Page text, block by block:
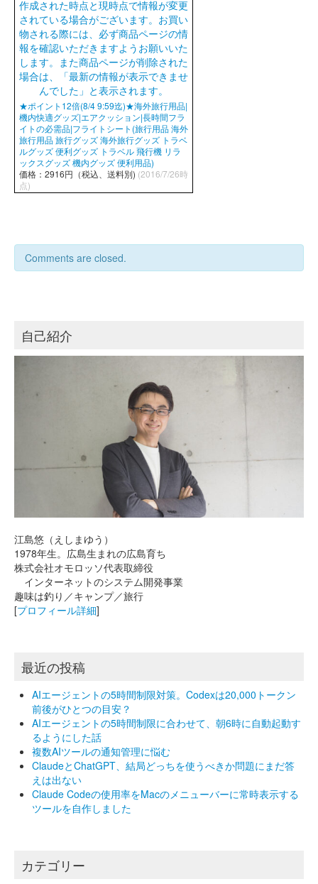
★ポイント12倍(8/4 9:59迄)★海外旅行用品|
機内快適グッズ|エアクッション|長時間フラ
イトの必需品|フライトシート(旅行用品 海外
旅行用品 旅行グッズ 海外旅行グッズ トラベ
ルグッズ 便利グッズ トラベル 飛行機 リラ
ックスグッズ 機内グッズ 便利用品)
価格：2916円（税込、送料別) (2016/7/26時
点)
Comments are closed.
自己紹介
江島悠（えしまゆう）
1978年生。広島生まれの広島育ち
株式会社オモロッソ代表取締役
インターネットのシステム開発事業
趣味は釣り／キャンプ／旅行
[プロフィール詳細]
最近の投稿
AIエージェントの5時間制限対策。Codexは20,000トークン
前後がひとつの目安？
AIエージェントの5時間制限に合わせて、朝6時に自動起動す
るようにした話
複数AIツールの通知管理に悩む
ClaudeとChatGPT、結局どっちを使うべきか問題にまだ答
えは出ない
Claude Codeの使用率をMacのメニューバーに常時表示する
ツールを自作しました
カテゴリー